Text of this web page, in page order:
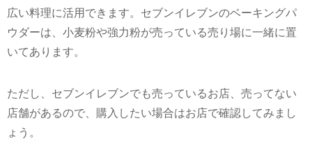
広い料理に活用できます。セブンイレブンのベーキングパ
ウダーは、小麦粉や強力粉が売っている売り場に一緒に置
いてあります。
ただし、セブンイレブンでも売っているお店、売ってない
店舗があるので、購入したい場合はお店で確認してみまし
ょう。